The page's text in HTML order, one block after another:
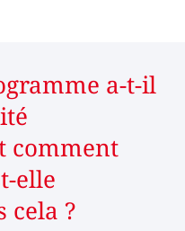
a-t-il
comment
elle
cela ?